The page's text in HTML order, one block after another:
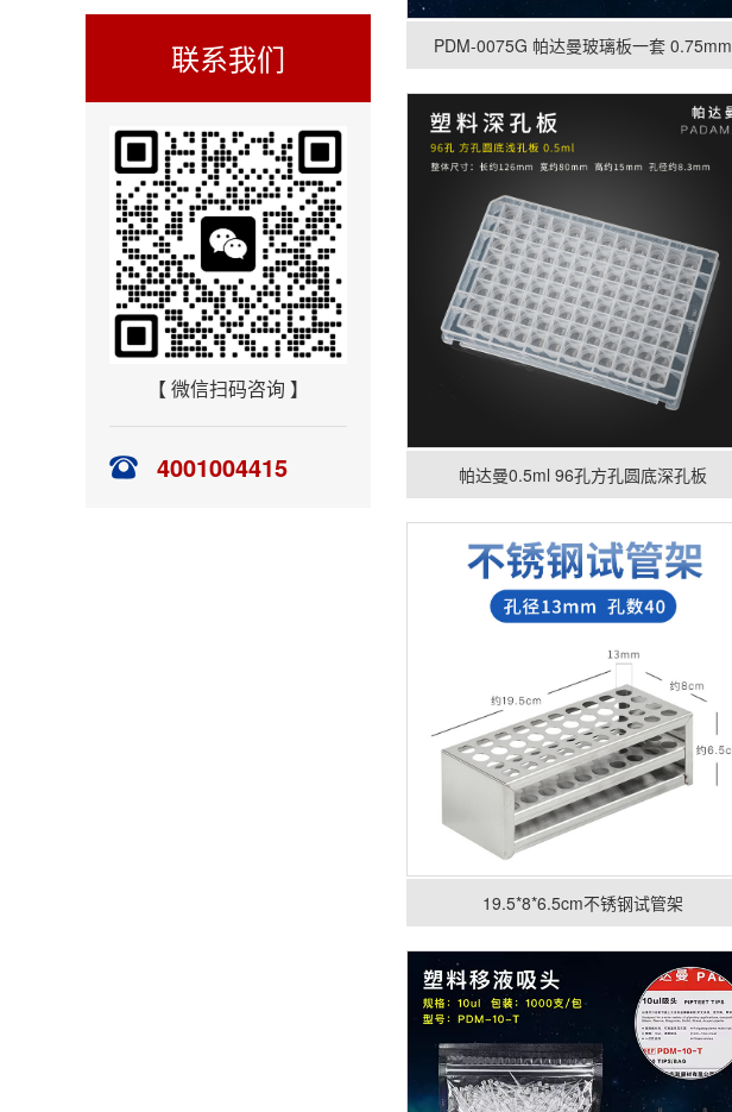
联系我们
【 微信扫码咨询 】
4001004415
PDM-0075G 帕达曼玻璃板一套 0.75mm
帕达曼0.5ml 96孔方孔圆底深孔板
19.5*8*6.5cm不锈钢试管架